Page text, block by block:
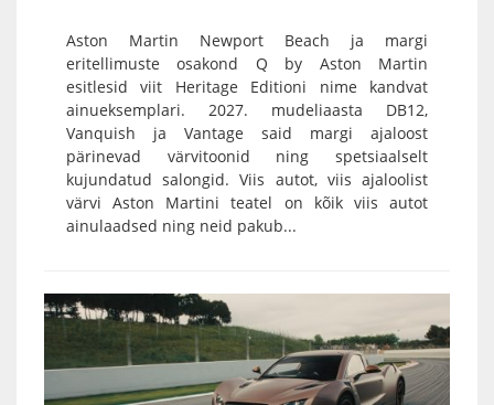
Aston Martin Newport Beach ja margi
eritellimuste osakond Q by Aston Martin
esitlesid viit Heritage Editioni nime kandvat
ainueksemplari. 2027. mudeliaasta DB12,
Vanquish ja Vantage said margi ajaloost
pärinevad värvitoonid ning spetsiaalselt
kujundatud salongid. Viis autot, viis ajaloolist
värvi Aston Martini teatel on kõik viis autot
ainulaadsed ning neid pakub...